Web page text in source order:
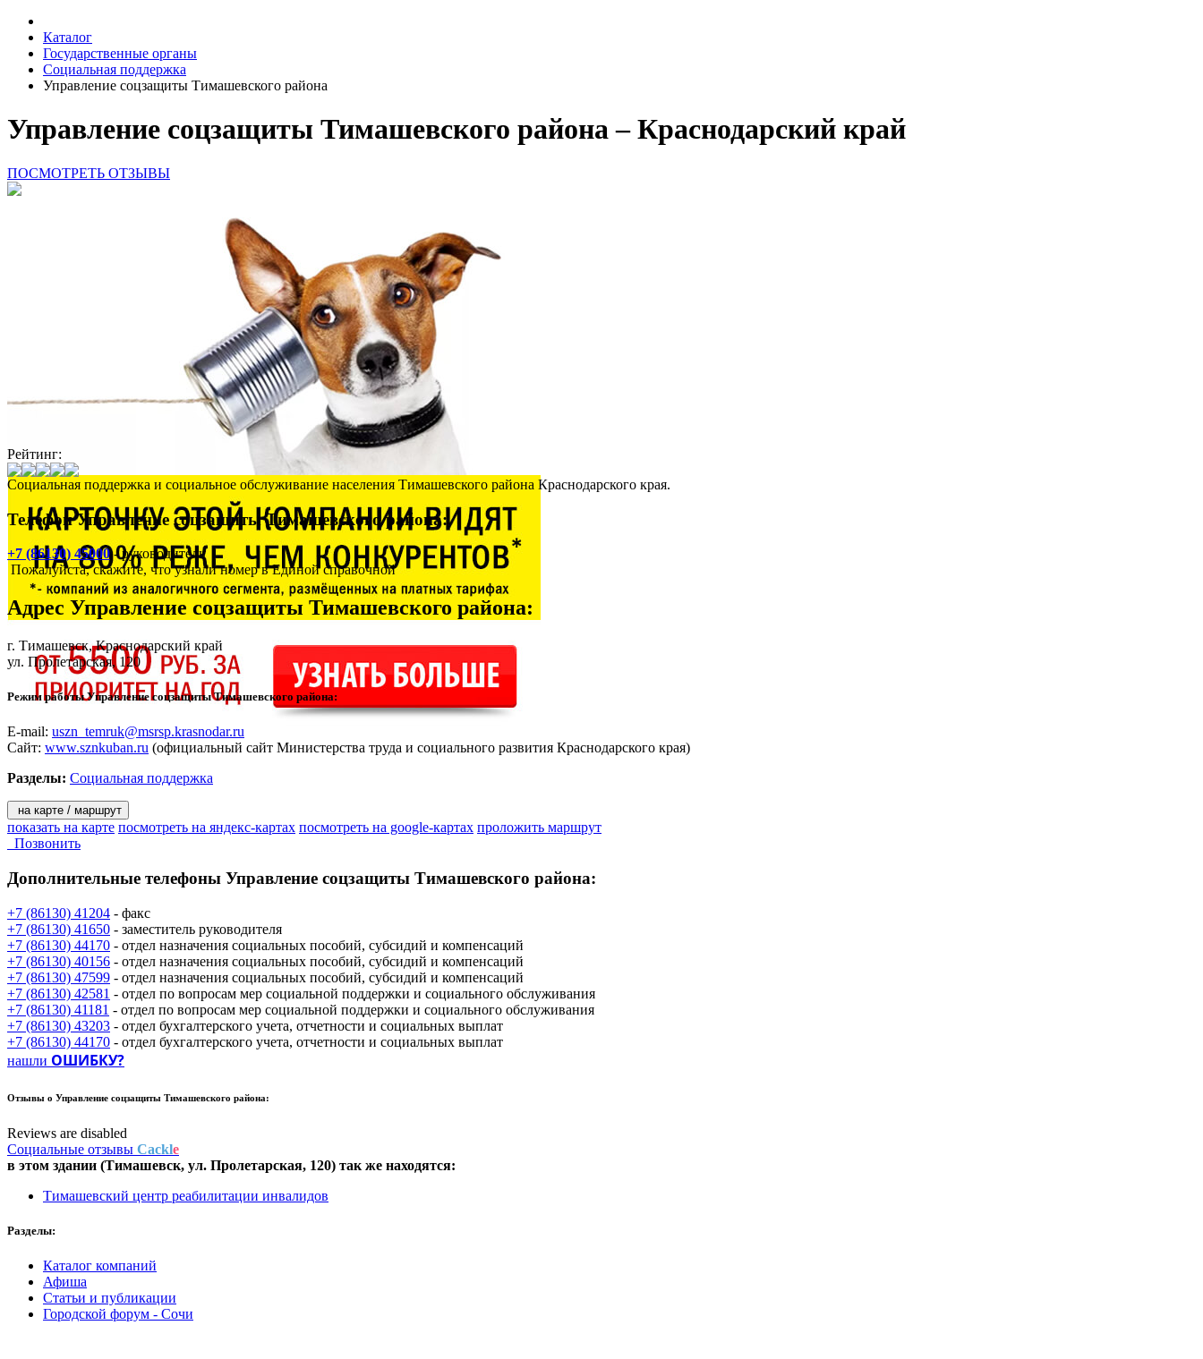
Каталог
Государственные органы
Социальная поддержка
Управление соцзащиты Тимашевского района
Управление соцзащиты Тимашевского района – Краснодарский край
ПОСМОТРЕТЬ ОТЗЫВЫ
Рейтинг:
Социальная поддержка и социальное обслуживание населения Тимашевского района Краснодарского края.
Телефон Управление соцзащиты Тимашевского района:
+7 (86130) 45000- руководитель
Пожалуйста, скажите, что узнали номер в Единой справочной
Адрес Управление соцзащиты Тимашевского района:
г. Тимашевск, Краснодарский край
ул. Пролетарская, 120
Режим работы Управление соцзащиты Тимашевского района:
E-mail: uszn_temruk@msrsp.krasnodar.ru
Сайт: www.sznkuban.ru (официальный сайт Министерства труда и социального развития Краснодарского края)
Разделы: Социальная поддержка
на карте / маршрут
показать на карте посмотреть на яндекс-картах посмотреть на google-картах проложить маршрут
Позвонить
Дополнительные телефоны Управление соцзащиты Тимашевского района:
+7 (86130) 41204 - факс
+7 (86130) 41650 - заместитель руководителя
+7 (86130) 44170 - отдел назначения социальных пособий, субсидий и компенсаций
+7 (86130) 40156 - отдел назначения социальных пособий, субсидий и компенсаций
+7 (86130) 47599 - отдел назначения социальных пособий, субсидий и компенсаций
+7 (86130) 42581 - отдел по вопросам мер социальной поддержки и социального обслуживания
+7 (86130) 41181 - отдел по вопросам мер социальной поддержки и социального обслуживания
+7 (86130) 43203 - отдел бухгалтерского учета, отчетности и социальных выплат
+7 (86130) 44170 - отдел бухгалтерского учета, отчетности и социальных выплат
нашли ОШИБКУ?
Отзывы о Управление соцзащиты Тимашевского района:
Reviews are disabled
Социальные отзывы Cackle
в этом здании (Тимашевск, ул. Пролетарская, 120) так же находятся:
Тимашевский центр реабилитации инвалидов
Разделы:
Каталог компаний
Афиша
Статьи и публикации
Городской форум - Сочи